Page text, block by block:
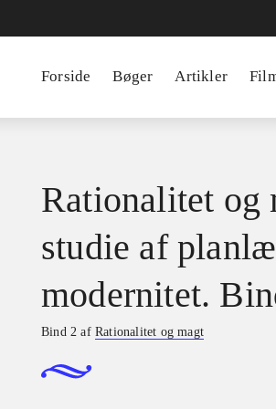
Forside Bøger Artikler
Rationalitet og
studie af
modernitet.
Bind 2 afRationalitet og magt